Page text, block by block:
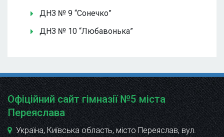
ДНЗ № 9 “Сонечко”
ДНЗ № 10 “Любавонька”
Офіційний сайт гімназії №5 міста
Переяслава
Україна, Київська область, місто Переяслав, вул.